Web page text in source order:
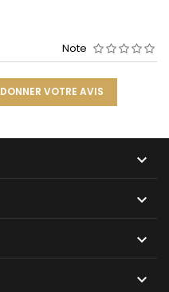
Note
VOTRE AVIS



